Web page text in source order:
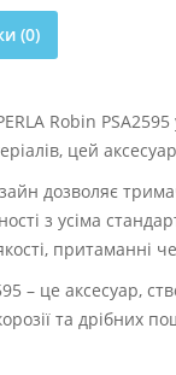
(0)
Robin
цей
дозволяє
з усіма
притаманні
– це аксесуар,
та дрібних